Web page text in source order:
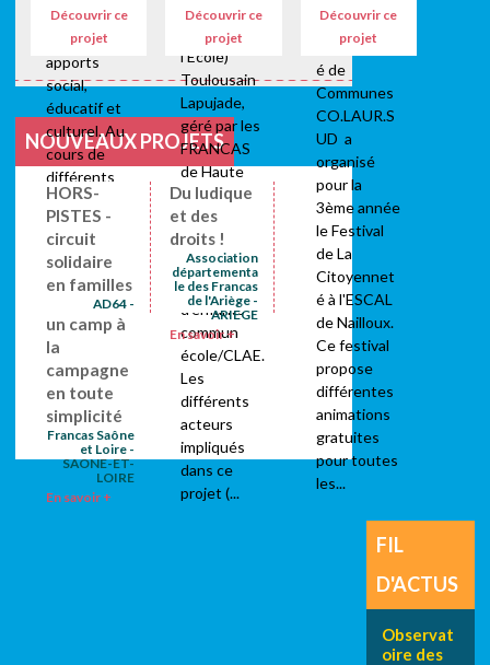
et aux
échanges :
apports
social,
éducatif et
culturel. Au
cours de
différents
ateliers les
enfants du
centre ont
pu
s’approprier
les locaux et
les décorer
Découvrir ce
projet
Loisirs
Associé à
l'Ecole)
Toulousain
Lapujade,
géré par les
FRANCAS
de Haute
Garonne,
coanime
depuis deux
ans un
conseil
d'enfants
commun
école/CLAE.
Les
différents
acteurs
impliqués
dans ce
projet (...
Découvrir ce
projet
la
communaut
é de
Communes
CO.LAUR.S
UD a
organisé
pour la
3ème année
le Festival
de La
Citoyennet
é à l'ESCAL
de Nailloux.
Ce festival
propose
différentes
animations
gratuites
pour toutes
les...
Découvrir ce
projet
NOUVEAUX PROJETS
HORS-
PISTES -
circuit
solidaire
en familles
AD64 -
PYRENEES-
ATLANTIQUE
En savoir +
Du ludique
et des
droits !
Association
départementa
le des Francas
de l'Ariège -
ARIEGE
En savoir +
un camp à
la
campagne
en toute
simplicité
Francas Saône
et Loire -
SAONE-ET-
LOIRE
En savoir +
FIL
D'ACTUS
Observat
oire des